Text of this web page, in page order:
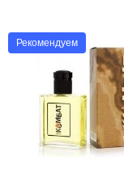
Рекомендуем